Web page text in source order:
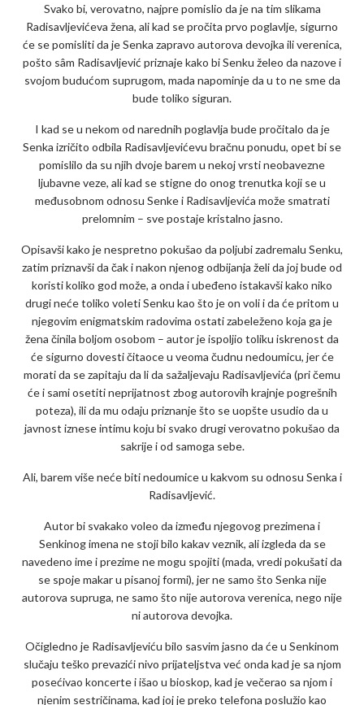
Svako bi, verovatno, najpre pomislio da je na tim slikama
Radisavljevićeva žena, ali kad se pročita prvo poglavlje, sigurno
će se pomisliti da je Senka zapravo autorova devojka ili verenica,
pošto sâm Radisavljević priznaje kako bi Senku želeo da nazove i
svojom budućom suprugom, mada napominje da u to ne sme da
bude toliko siguran.
I kad se u nekom od narednih poglavlja bude pročitalo da je
Senka izričito odbila Radisavljevićevu bračnu ponudu, opet bi se
pomislilo da su njih dvoje barem u nekoj vrsti neobavezne
ljubavne veze, ali kad se stigne do onog trenutka koji se u
međusobnom odnosu Senke i Radisavljevića može smatrati
prelomnim – sve postaje kristalno jasno.
Opisavši kako je nespretno pokušao da poljubi zadremalu Senku,
zatim priznavši da čak i nakon njenog odbijanja želi da joj bude od
koristi koliko god može, a onda i ubeđeno istakavši kako niko
drugi neće toliko voleti Senku kao što je on voli i da će pritom u
njegovim enigmatskim radovima ostati zabeleženo koja ga je
žena činila boljom osobom – autor je ispoljio toliku iskrenost da
će sigurno dovesti čitaoce u veoma čudnu nedoumicu, jer će
morati da se zapitaju da li da sažaljevaju Radisavljevića (pri čemu
će i sami osetiti neprijatnost zbog autorovih krajnje pogrešnih
poteza), ili da mu odaju priznanje što se uopšte usudio da u
javnost iznese intimu koju bi svako drugi verovatno pokušao da
sakrije i od samoga sebe.
Ali, barem više neće biti nedoumice u kakvom su odnosu Senka i
Radisavljević.
Autor bi svakako voleo da između njegovog prezimena i
Senkinog imena ne stoji bilo kakav veznik, ali izgleda da se
navedeno ime i prezime ne mogu spojiti (mada, vredi pokušati da
se spoje makar u pisanoj formi), jer ne samo što Senka nije
autorova supruga, ne samo što nije autorova verenica, nego nije
ni autorova devojka.
Očigledno je Radisavljeviću bilo sasvim jasno da će u Senkinom
slučaju teško prevazići nivo prijateljstva već onda kad je sa njom
posećivao koncerte i išao u bioskop, kad je večerao sa njom i
njenim sestričinama, kad joj je preko telefona poslužio kao